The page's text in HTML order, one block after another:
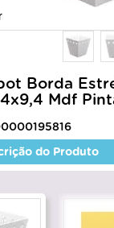
Borda
Mdf
do Produto